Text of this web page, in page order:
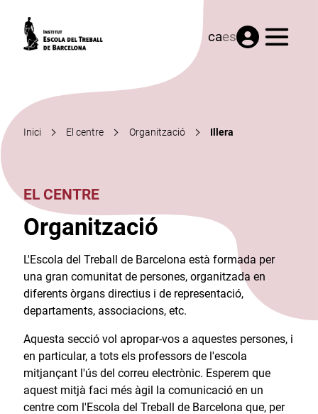
caes Menú
Inici El centre Organització Illera
EL CENTRE
Organització
L'Escola del Treball de Barcelona està formada per
una gran comunitat de persones, organitzada en
diferents òrgans directius i de representació,
departaments, associacions, etc.​
Aquesta secció vol apropar-vos a aquestes persones, i
en particular, a tots els professors de l'escola
mitjançant l'ús del correu electrònic. Esperem que
aquest mitjà faci més àgil la comunicació en un
centre com l'Escola del Treball de Barcelona que, per